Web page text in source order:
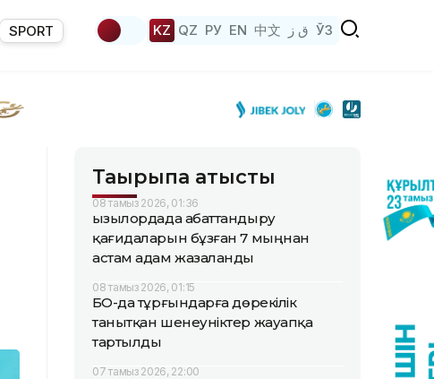
SPORT KZ QZ РУ EN 中文 ق ز ЎЗ
Тақырыпқа қатысты
08 тамыз 2026, 01:36
Қызылордада абаттандыру
қағидаларын бұзған 7 мыңнан
астам адам жазаланды
08 тамыз 2026, 01:15
БҚО-да тұрғындарға дөрекілік
танытқан шенеуніктер жауапқа
тартылды
07 тамыз 2026, 22:00